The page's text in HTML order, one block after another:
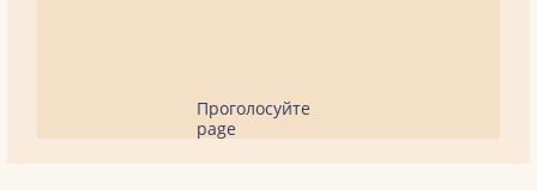
Проголосуйте
page